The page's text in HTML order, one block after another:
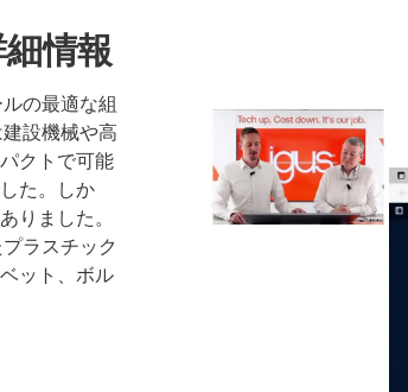
情報
の最適な組
設機械や高
クトで可能
た。しか
りました。
ラスチック
ット、ボル